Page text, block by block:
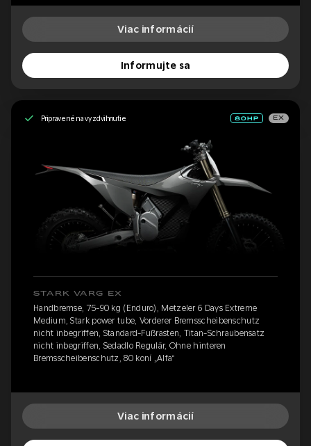
Viac informácií
Informujte sa
Pripravené na vyzdvihnutie EX
STARK VARG EX
Handbremse, 75-90 kg (Enduro), Metzeler 6 Days Extreme
Medium, Stark power tube, Vorderer Bremsscheibenschutz
nicht inbegriffen, Standard-Fußrasten, Titan-Schraubensatz
nicht inbegriffen, Sedadlo Regulär, Ohne hinteren
Bremsscheibenschutz, 80 koní „Alfa“
Viac informácií